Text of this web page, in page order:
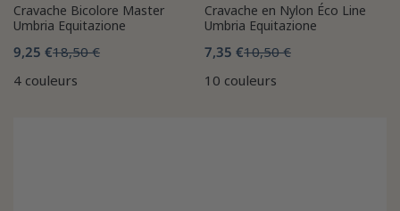
Cravache Bicolore Master
Umbria Equitazione
9,25 €18,50 €
4 couleurs
Cravache en Nylon Éco Line
Umbria Equitazione
7,35 €10,50 €
10 couleurs